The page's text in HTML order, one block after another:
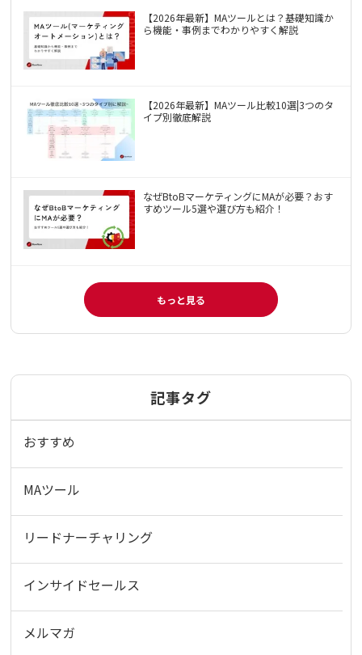
【2026年最新】MAツールとは？基礎知識か
ら機能・事例までわかりやすく解説
【2026年最新】MAツール比較10選|3つのタ
イプ別徹底解説
なぜBtoBマーケティングにMAが必要？おす
すめツール5選や選び方も紹介！
もっと見る
記事タグ
おすすめ
MAツール
リードナーチャリング
インサイドセールス
メルマガ